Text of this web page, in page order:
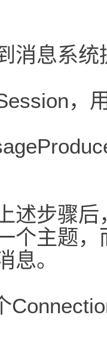
息系统
，用
步骤后
个主题
息。